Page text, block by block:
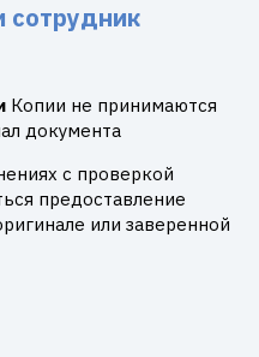
сотрудник
Копии не принимаются
документа
с проверкой
предоставление
или заверенной